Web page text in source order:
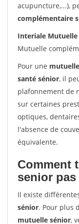
acupuncture,...),
complémentaire
Interiale Mutuelle
Mutuelle
Pour une
santé sénior, il
plafonnement de
sur certaines
optiques,
l'absence de
équivalente.
Comment
senior pas
Il existe
sénior. Pour plus
mutuelle sénior,